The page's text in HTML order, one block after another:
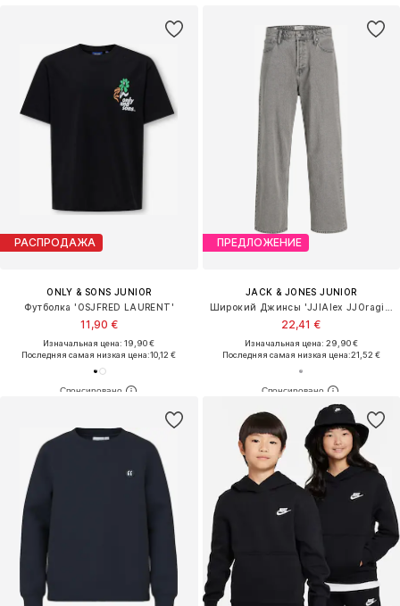
РАСПРОДАЖА
ONLY & SONS JUNIOR
Футболка 'OSJFRED LAURENT'
11,90 €
Изначальная цена: 19,90 €
Последняя самая низкая цена:10,12 €
ПРЕДЛОЖЕНИЕ
JACK & JONES JUNIOR
22,41 €
Изначальная цена: 29,90 €
Последняя самая низкая цена:21,52 €